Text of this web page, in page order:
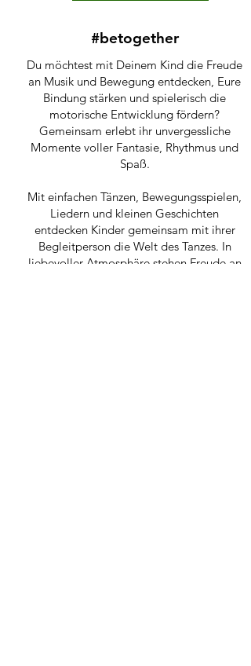
#betogether
Du möchtest mit Deinem Kind die Freude
an Musik und Bewegung entdecken, Eure
Bindung stärken und spielerisch die
motorische Entwicklung fördern?
Gemeinsam erlebt ihr unvergessliche
Momente voller Fantasie, Rhythmus und
Spaß.
Mit einfachen Tänzen, Bewegungsspielen,
Liedern und kleinen Geschichten
entdecken Kinder gemeinsam mit ihrer
Begleitperson die Welt des Tanzes. In
liebevoller Atmosphäre stehen Freude an